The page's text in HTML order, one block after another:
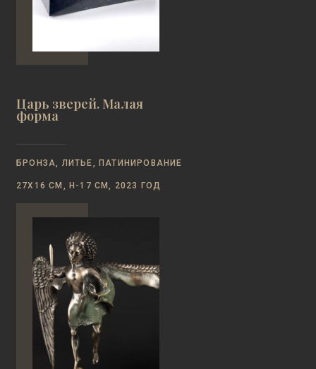
Царь зверей. Малая
форма
БРОНЗА, ЛИТЬЕ, ПАТИНИРОВАНИЕ
27Х16 СМ, Н-17 СМ, 2023 ГОД